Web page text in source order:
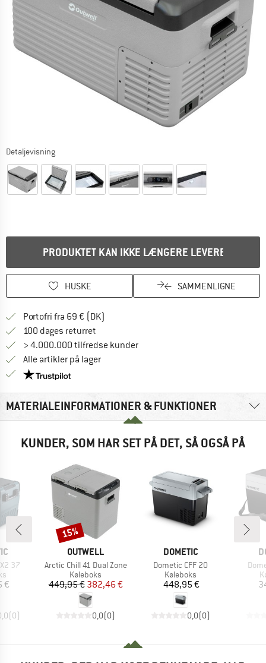
Detaljevisning
PRODUKTET KAN IKKE LÆNGERE LEVERES
HUSKE SAMMENLIGNE
Portofri fra 69 € (DK)
100 dages returret
> 4.000.000 tilfredse kunder
Alle artikler på lager
Vi er Trustpilot-certificeret - oplysningerne får du
MATERIALEINFORMATIONER & FUNKTIONER
KUNDER, SOM HAR SET PÅ DET, SÅ OGSÅ PÅ
37
€
(0)
MÆRKE
OUTWELL
Artikel
Arctic Chill 41 Dual Zone
Produktgruppe
Køleboks
Pris
449,95 €Nedsat pris
382,46 €
0,0(0)
Rabat
15%
MÆRKE
DOMETIC
Artikel
Dometic CFF 20
Produktgruppe
Køleboks
Pris
448,95 €
0,0(0)